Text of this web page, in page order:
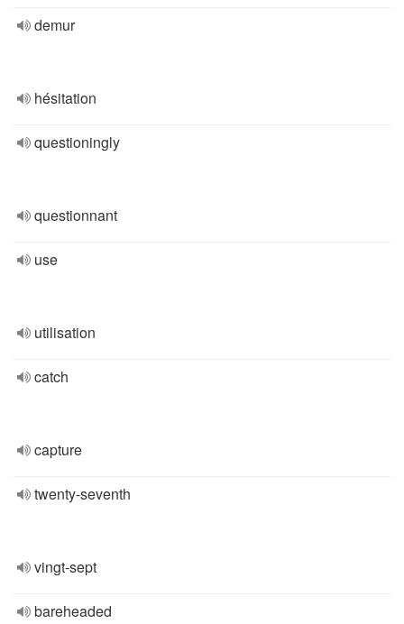
demur
hésitation
questioningly
questionnant
use
utilisation
catch
capture
twenty-seventh
vingt-sept
bareheaded